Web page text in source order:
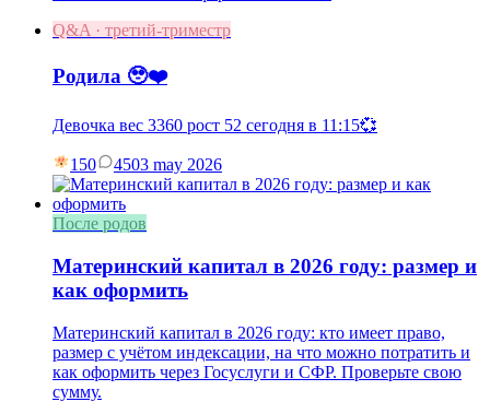
Q&A · третий-триместр
Родила 🥹❤️
Девочка вес 3360 рост 52 сегодня в 11:15💞
150 4503 may 2026
После родов
Материнский капитал в 2026 году: размер и
как оформить
Материнский капитал в 2026 году: кто имеет право,
размер с учётом индексации, на что можно потратить и
как оформить через Госуслуги и СФР. Проверьте свою
сумму.